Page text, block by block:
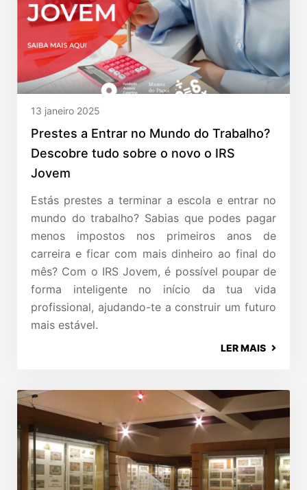
13 janeiro 2025
Prestes a Entrar no Mundo do Trabalho?
Descobre tudo sobre o novo o IRS
Jovem
Estás prestes a terminar a escola e entrar no
mundo do trabalho? Sabias que podes pagar
menos impostos nos primeiros anos de
carreira e ficar com mais dinheiro ao final do
mês? Com o IRS Jovem, é possível poupar de
forma inteligente no início da tua vida
profissional, ajudando-te a construir um futuro
mais estável.
LER MAIS